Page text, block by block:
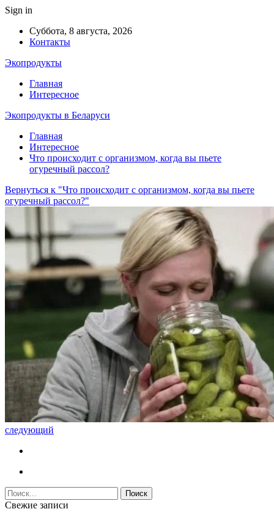
Sign in
Суббота, 8 августа, 2026
Контакты
Экопродукты
Главная
Интересное
Экопродукты в Беларуси
Главная
Интересное
Что происходит с организмом, когда вы пьете
огуречный рассол?
Вернуться к "Что происходит с организмом, когда вы пьете
огуречный рассол?"
следующий
Свежие записи